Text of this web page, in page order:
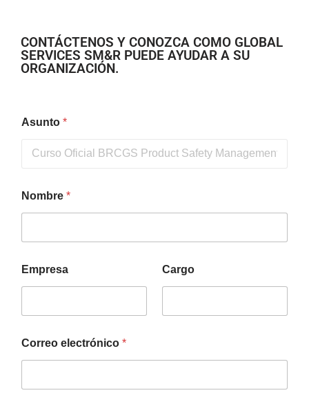
CONTÁCTENOS Y CONOZCA COMO GLOBAL
SERVICES SM&R PUEDE AYUDAR A SU
ORGANIZACIÓN.
Asunto *
Nombre *
Empresa Cargo
Correo electrónico *